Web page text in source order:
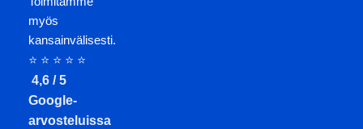
myös
kansainvälisesti.
⭐ ⭐ ⭐ ⭐ ⭐
4,6 / 5
Google-
arvosteluissa